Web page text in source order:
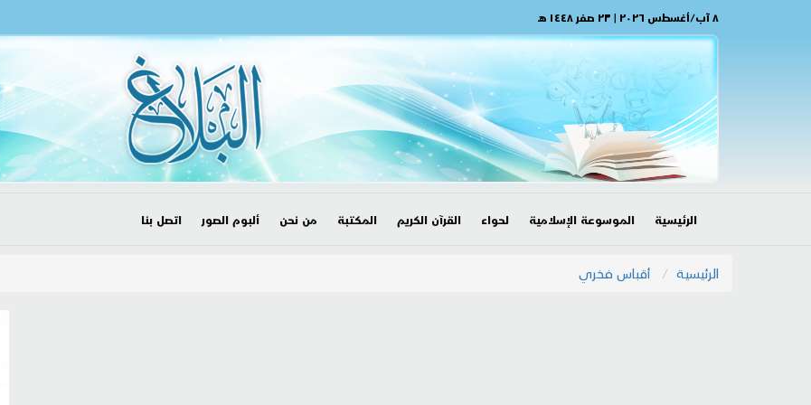
٨ آب/أغسطس ٢٠٢٦ | ٢٣ صفر ١٤٤٨ هـ
الرئيسية الموسوعة الإسلامية لحواء القرآن الكريم المكتبة من نحن ألبوم الصور اتصل بنا
الرئيسية أقباس فخري